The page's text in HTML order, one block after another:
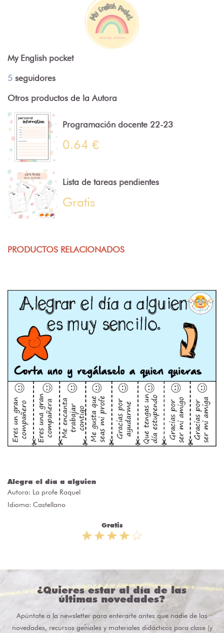
My English pocket
5 seguidores
Otros productos de la Autora
Programación docente 22-23
0.64 €
Lista de tareas pendientes
Gratis
PRODUCTOS RELACIONADOS
Alegra el día a alguien
Autora: La profe Raquel
Idioma: Castellano
Gratis
¿Quieres estar al día de las
últimas novedades?
Apúntate a la newsletter para enterarte antes que nadie de las
novedades, recursos geniales y materiales didácticos para clase (y